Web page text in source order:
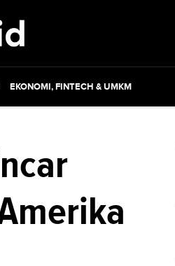
EKONOMI, FINTECH & UMKM